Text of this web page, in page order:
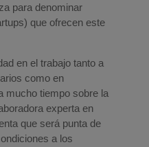
para denominar
que ofrecen este
en el trabajo tanto a
como en
mucho tiempo sobre la
experta en
que será punta de
a los